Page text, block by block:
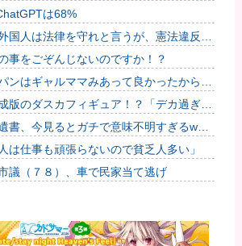
は68%
国人は法律を守れと言うが、憲法違反を
言わない」
事をごぞんじないのですか！？
ンはギャルママみあって良かったから引
版のダスカフィギュア！？「デカ過ぎん
書、今見るとガチで意味不明すぎるwww
は仕事も頑張らないので貧乏人多い」
議（７８）、車で民家当て逃げ